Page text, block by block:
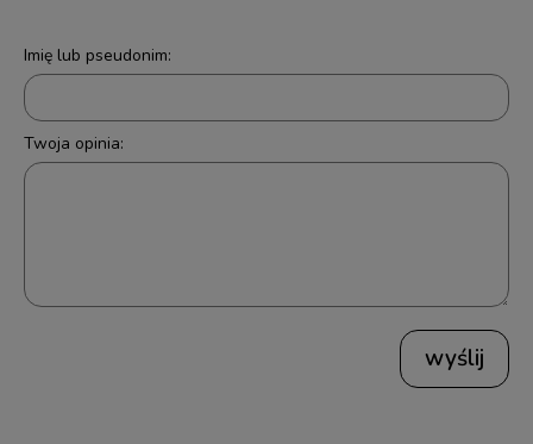
Imię lub pseudonim:
Twoja opinia:
wyślij